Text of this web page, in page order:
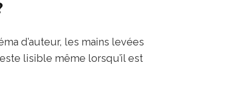
d’auteur, les mains levées
lisible même lorsqu’il est